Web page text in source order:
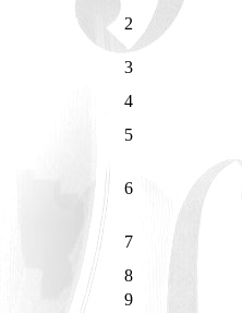
2
3
4
5
6
7
8
9